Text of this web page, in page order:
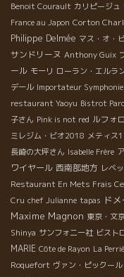
Benoit Courault カリピージュ
France au Japon Corton
Philippe Delmée マス・オ・
サンドリーヌ Anthony Guix
ール モーリ ローラン・エルラ
デール Importateur
restaurant Yaoyu Bistrot
子さん Pink is not red ルフォ
ミレジム・ビオ2018 メティス
長崎の大坪さん Isabelle Frère
ワイヤール 西南部地方 レベ
Restaurant En Mets Frais
Cru chef Julianne tapas ド
Maxime Magnon 東京・文
Shinya サンフォニー社 ビスト
MARIE Côte de Rayon La
Roquefort ヴァン・ピックール